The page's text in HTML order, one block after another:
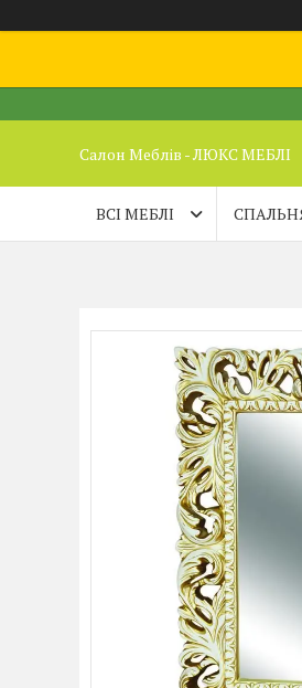
Салон Меблів - ЛЮКС МЕБЛІ
ВСІ МЕБЛІ